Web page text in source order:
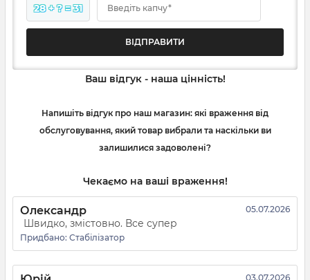
28 + ? = 31 Введіть капчу*
ВІДПРАВИТИ
Ваш відгук - наша цінність!
Напишіть відгук про наш магазин: які враження від
обслуговування, який товар вибрали та наскільки ви
залишилися задоволені?
Чекаємо на ваші враження!
Олександр 05.07.2026
Швидко, змістовно. Все супер
Придбано: Стабілізатор
03.07.2026